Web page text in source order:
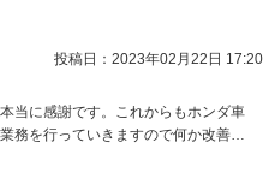
投稿日：2023年02月22日 17:20
当に感謝です。これからもホンダ車
務を行っていきますので何か改善点